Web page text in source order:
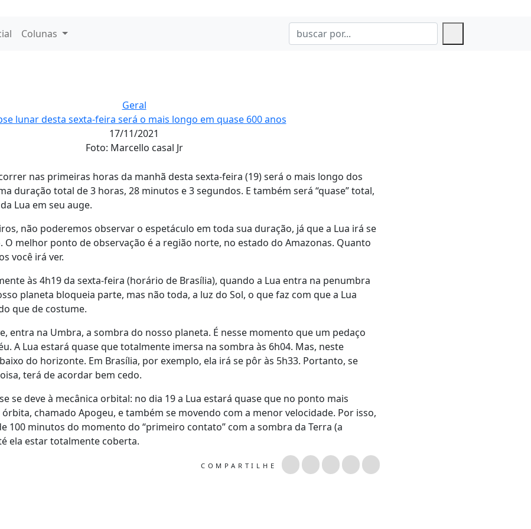
Colunas
Geral
lunar desta sexta-feira será o mais longo em quase 600 anos
17/11/2021
Foto: Marcello casal Jr
nas primeiras horas da manhã desta sexta-feira (19) será o mais longo dos
duração total de 3 horas, 28 minutos e 3 segundos. E também será “quase” total,
Lua em seu auge.
não poderemos observar o espetáculo em toda sua duração, já que a Lua irá se
melhor ponto de observação é a região norte, no estado do Amazonas. Quanto
você irá ver.
às 4h19 da sexta-feira (horário de Brasília), quando a Lua entra na penumbra
planeta bloqueia parte, mas não toda, a luz do Sol, o que faz com que a Lua
que de costume.
entra na Umbra, a sombra do nosso planeta. É nesse momento que um pedaço
A Lua estará quase que totalmente imersa na sombra às 6h04. Mas, neste
do horizonte. Em Brasília, por exemplo, ela irá se pôr às 5h33. Portanto, se
terá de acordar bem cedo.
se deve à mecânica orbital: no dia 19 a Lua estará quase que no ponto mais
chamado Apogeu, e também se movendo com a menor velocidade. Por isso,
100 minutos do momento do “primeiro contato” com a sombra da Terra (a
ela estar totalmente coberta.
COMPARTILHE